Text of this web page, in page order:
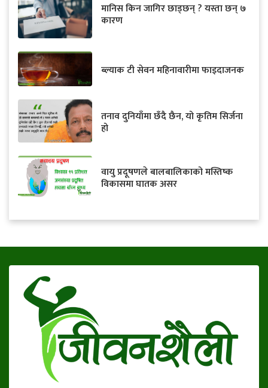
मानिस किन जागिर छाड्छन् ? यस्ता छन् ७
कारण
ब्ल्याक टी सेवन महिनावारीमा फाइदाजनक
तनाव दुनियाँमा छँदै छैन, यो कृतिम सिर्जना
हो
वायु प्रदूषणले बालबालिकाको मस्तिष्क
विकासमा घातक असर